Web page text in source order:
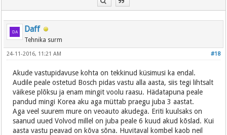
Daff
Tehnika surm
#18
24-11-2016, 11:21 AM
Akude vastupidavuse kohta on tekkinud küsimusi ka endal.
Audile peale ostetud Bosch pidas vastu alla aasta, siis tegi lihtsalt
väikese plõksu ja enam mingit voolu raasu. Hädatapuna peale
pandud mingi Korea aku aga müttab praegu juba 3 aastat.
Aga veel suurem mure on veoauto akudega. Eriti kuulsaks on
saanud uued Volvod millel on juba peale 6 kuud akud kõslad. Kui
aasta vastu peavad on kõva sõna. Huvitaval kombel kaob neil